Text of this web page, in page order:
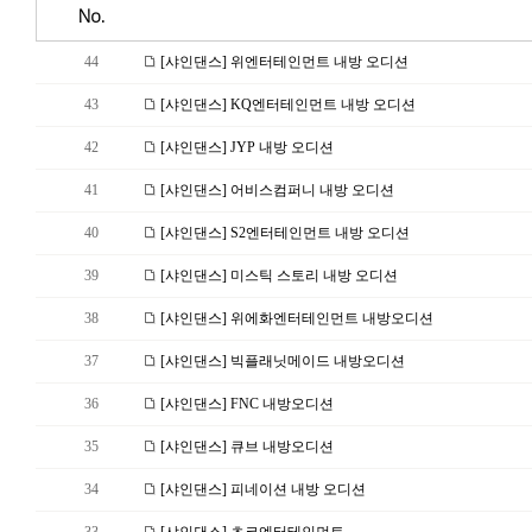
No.
44 [샤인댄스] 위엔터테인먼트 내방 오디션
43 [샤인댄스] KQ엔터테인먼트 내방 오디션
42 [샤인댄스] JYP 내방 오디션
41 [샤인댄스] 어비스컴퍼니 내방 오디션
40 [샤인댄스] S2엔터테인먼트 내방 오디션
39 [샤인댄스] 미스틱 스토리 내방 오디션
38 [샤인댄스] 위에화엔터테인먼트 내방오디션
37 [샤인댄스] 빅플래닛메이드 내방오디션
36 [샤인댄스] FNC 내방오디션
35 [샤인댄스] 큐브 내방오디션
34 [샤인댄스] 피네이션 내방 오디션